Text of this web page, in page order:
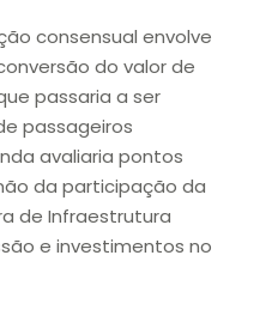
consensual envolve
do valor de
passaria a ser
passageiros
avaliaria pontos
da participação da
de Infraestrutura
e investimentos no